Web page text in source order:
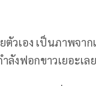
วเอง เป็นภาพจาก
ลังฟอกขาวเยอะเลย